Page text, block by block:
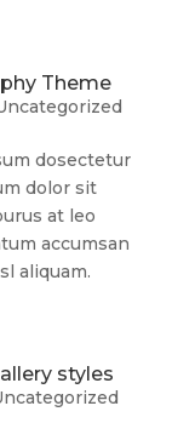
Theme
dosectetur
dolor sit
at leo
accumsan
aliquam.
styles